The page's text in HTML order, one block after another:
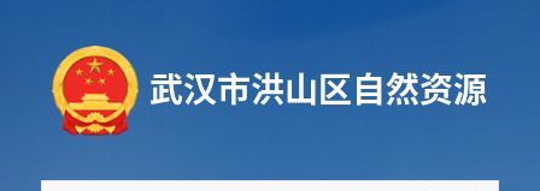
武汉市洪山区自然资源